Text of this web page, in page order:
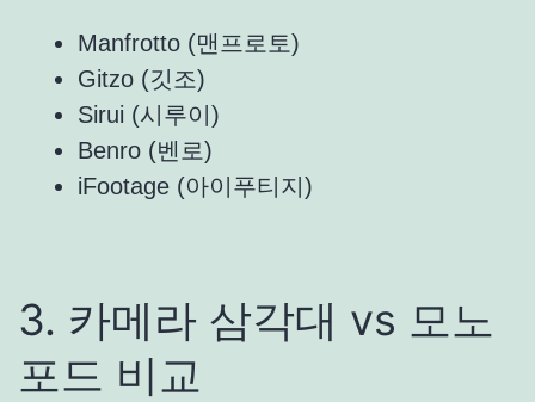
Manfrotto (맨프로토)
Gitzo (깃조)
Sirui (시루이)
Benro (벤로)
iFootage (아이푸티지)
3. 카메라 삼각대 vs 모노
포드 비교